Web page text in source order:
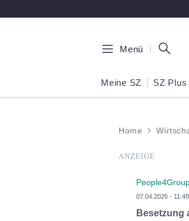
Menü
Meine SZ SZ Plus
Home
ANZEIGE
07.04.2026 -
Besetzung